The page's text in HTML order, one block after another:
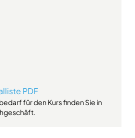
PDF
für den Kurs finden Sie in